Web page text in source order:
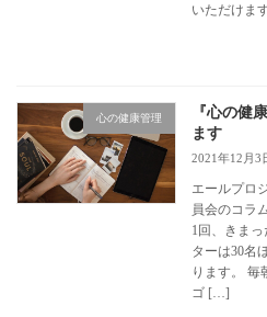
いただけま
心の健康管理
『心の健
ます
2021年12月3
エールプロ
員会のコラ
1回、きま
ターは30名
ります。 毎
ゴ […]